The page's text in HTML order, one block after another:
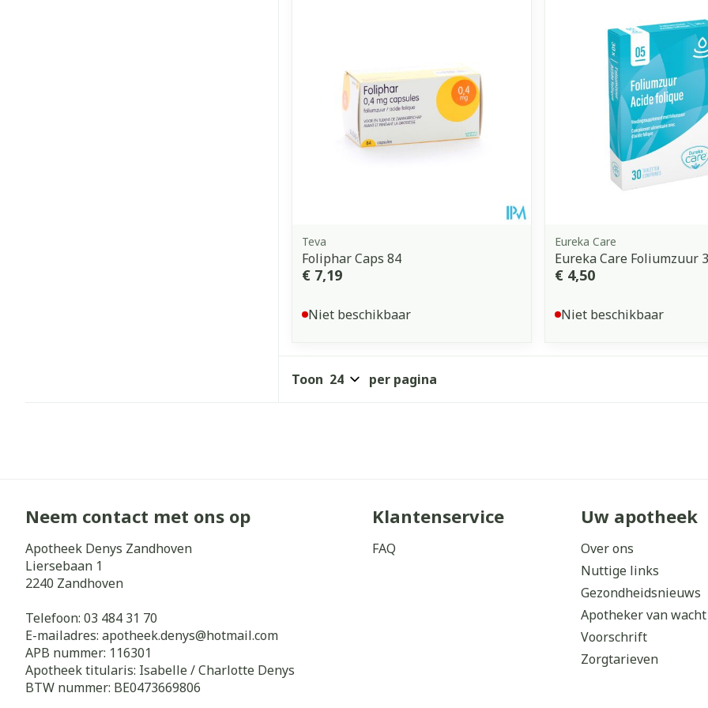
Teva
Foliphar Caps 84
€ 7,19
Niet beschikbaar
Eureka Care
Eureka Care Foliumzuur
€ 4,50
Niet beschikbaar
Toon per pagina
Neem contact met ons op
Apotheek Denys Zandhoven
Liersebaan 1
2240 Zandhoven
Telefoon: 03 484 31 70
E-mailadres: apotheek.denys@hotmail.com
APB nummer: 116301
Apotheek titularis: Isabelle / Charlotte Denys
BTW nummer: BE0473669806
Klantenservice
FAQ
Uw apotheek
Over ons
Nuttige links
Gezondheidsnieuws
Apotheker van wacht
Voorschrift
Zorgtarieven